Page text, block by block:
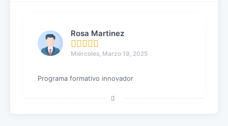
Rosa Martinez
Miércoles, Marzo 19, 2025
Programa formativo innovador